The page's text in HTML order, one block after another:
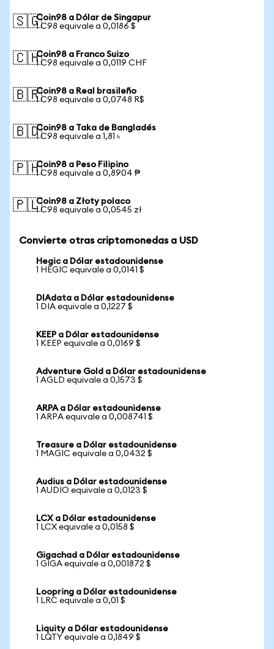
🇸🇬Coin98 a Dólar de Singapur
1 C98 equivale a 0,0186 $
🇨🇭Coin98 a Franco Suizo
1 C98 equivale a 0,0119 CHF
🇧🇷Coin98 a Real brasileño
1 C98 equivale a 0,0748 R$
🇧🇩Coin98 a Taka de Bangladés
1 C98 equivale a 1,81 ৳
🇵🇭Coin98 a Peso Filipino
1 C98 equivale a 0,8904 ₱
🇵🇱Coin98 a Złoty polaco
1 C98 equivale a 0,0545 zł
Convierte otras criptomonedas a USD
Hegic a Dólar estadounidense
1 HEGIC equivale a 0,0141 $
DIAdata a Dólar estadounidense
1 DIA equivale a 0,1227 $
KEEP a Dólar estadounidense
1 KEEP equivale a 0,0169 $
Adventure Gold a Dólar estadounidense
1 AGLD equivale a 0,1573 $
ARPA a Dólar estadounidense
1 ARPA equivale a 0,008741 $
Treasure a Dólar estadounidense
1 MAGIC equivale a 0,0432 $
Audius a Dólar estadounidense
1 AUDIO equivale a 0,0123 $
LCX a Dólar estadounidense
1 LCX equivale a 0,0158 $
Gigachad a Dólar estadounidense
1 GIGA equivale a 0,001872 $
Loopring a Dólar estadounidense
1 LRC equivale a 0,01 $
Liquity a Dólar estadounidense
1 LQTY equivale a 0,1849 $